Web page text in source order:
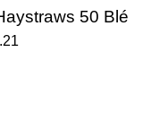
50 Blé